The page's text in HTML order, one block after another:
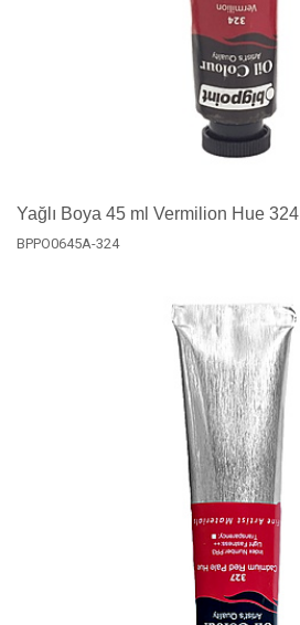
Yağlı Boya 45 ml Vermilion Hue 324
BPPO0645A-324